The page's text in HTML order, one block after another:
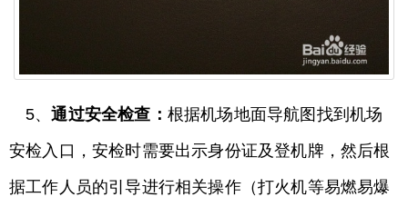
5、通过安全检查： 根据机场地面导航图找到机场
安检入口，安检时需要出示身份证及登机牌，然后根
据工作人员的引导进行相关操作（打火机等易燃易爆